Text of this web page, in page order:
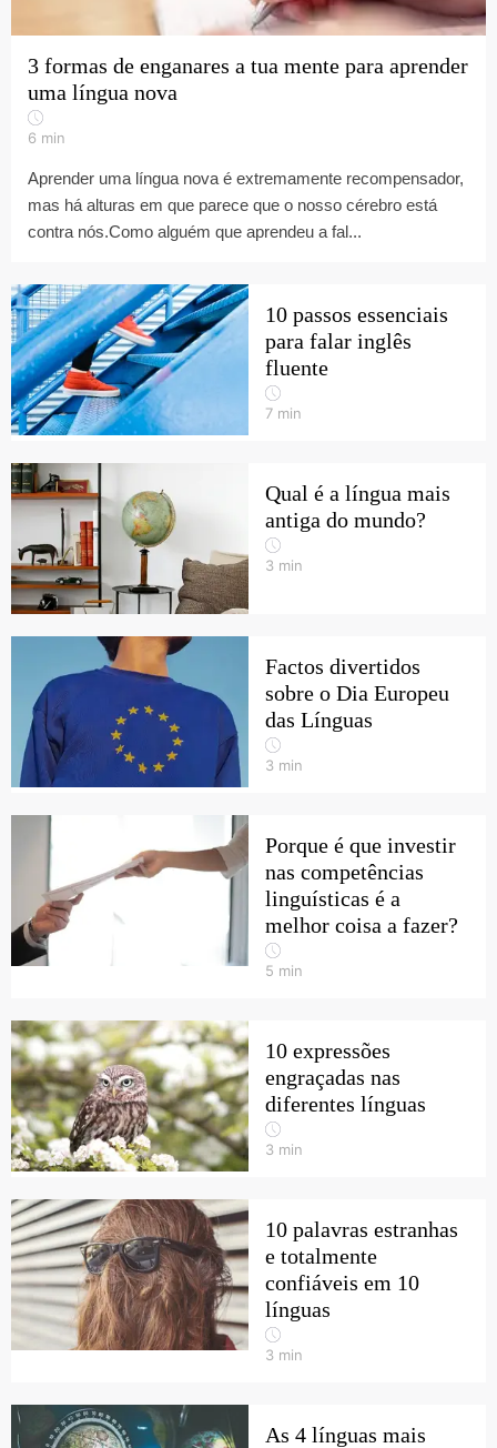
3 formas de enganares a tua mente para aprender
uma língua nova
6 min
Aprender uma língua nova é extremamente recompensador,
mas há alturas em que parece que o nosso cérebro está
contra nós.Como alguém que aprendeu a fal...
10 passos essenciais
para falar inglês
fluente
7 min
Qual é a língua mais
antiga do mundo?
3 min
Factos divertidos
sobre o Dia Europeu
das Línguas
3 min
Porque é que investir
nas competências
linguísticas é a
melhor coisa a fazer?
5 min
10 expressões
engraçadas nas
diferentes línguas
3 min
10 palavras estranhas
e totalmente
confiáveis em 10
línguas
3 min
As 4 línguas mais